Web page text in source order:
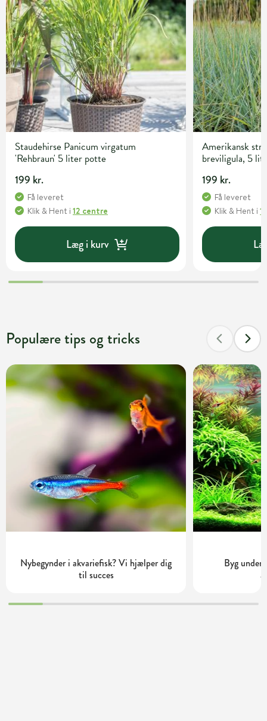
Staudehirse Panicum virgatum
'Rehbraun' 5 liter potte
199 kr.
Få leveret
Klik & Hent i 12 centre
Læg i kurv
Amerikansk
breviligula, 5
199 kr.
Få leveret
Klik & Hent i
Populære tips og tricks
Nybegynder i akvariefisk? Vi hjælper dig
til succes
Byg